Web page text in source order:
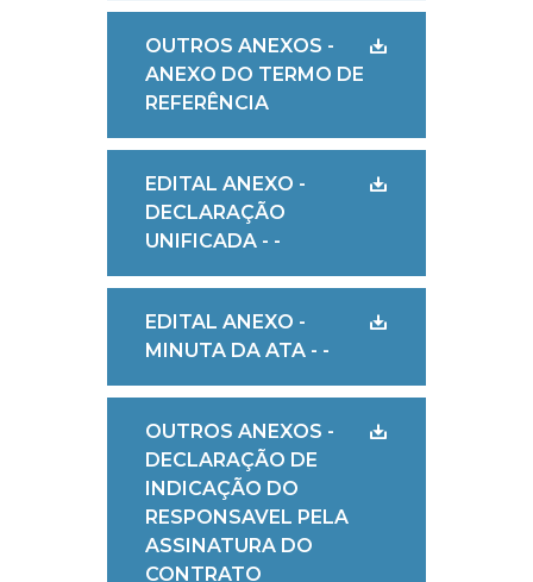
OUTROS ANEXOS -
ANEXO DO TERMO DE
REFERÊNCIA
EDITAL ANEXO -
DECLARAÇÃO
UNIFICADA - -
EDITAL ANEXO -
MINUTA DA ATA - -
OUTROS ANEXOS -
DECLARAÇÃO DE
INDICAÇÃO DO
RESPONSAVEL PELA
ASSINATURA DO
CONTRATO